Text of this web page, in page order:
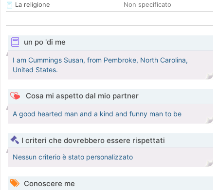
La religione
Non specificato
un po 'di me
I am Cummings Susan, from Pembroke, North Carolina,
United States.
Cosa mi aspetto dal mio partner
A good hearted man and a kind and funny man to be
I criteri che dovrebbero essere rispettati
Nessun criterio è stato personalizzato
Conoscere me